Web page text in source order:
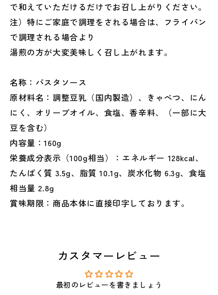
で和えていただけるだけでお召し上がりください。
注）特にご家庭で調理をされる場合は、フライパン
で調理される場合より
湯煎の方が大変美味しく召し上がれます。
名称：パスタソース
原材料名：調整豆乳（国内製造）、きゃべつ、にん
にく、オリーブオイル、食塩、香辛料、（一部に大
豆を含む）
内容量：160g
栄養成分表示（100g相当）：エネルギー 128kcal、
たんぱく質 3.5g、脂質 10.1g、炭水化物 6.3g、食塩
相当量 2.8g
賞味期限：商品本体に直接印字しております。
カスタマーレビュー
最初のレビューを書きましょう